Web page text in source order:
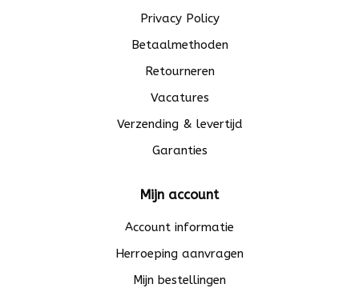
Privacy Policy
Betaalmethoden
Retourneren
Vacatures
Verzending & levertijd
Garanties
Mijn account
Account informatie
Herroeping aanvragen
Mijn bestellingen